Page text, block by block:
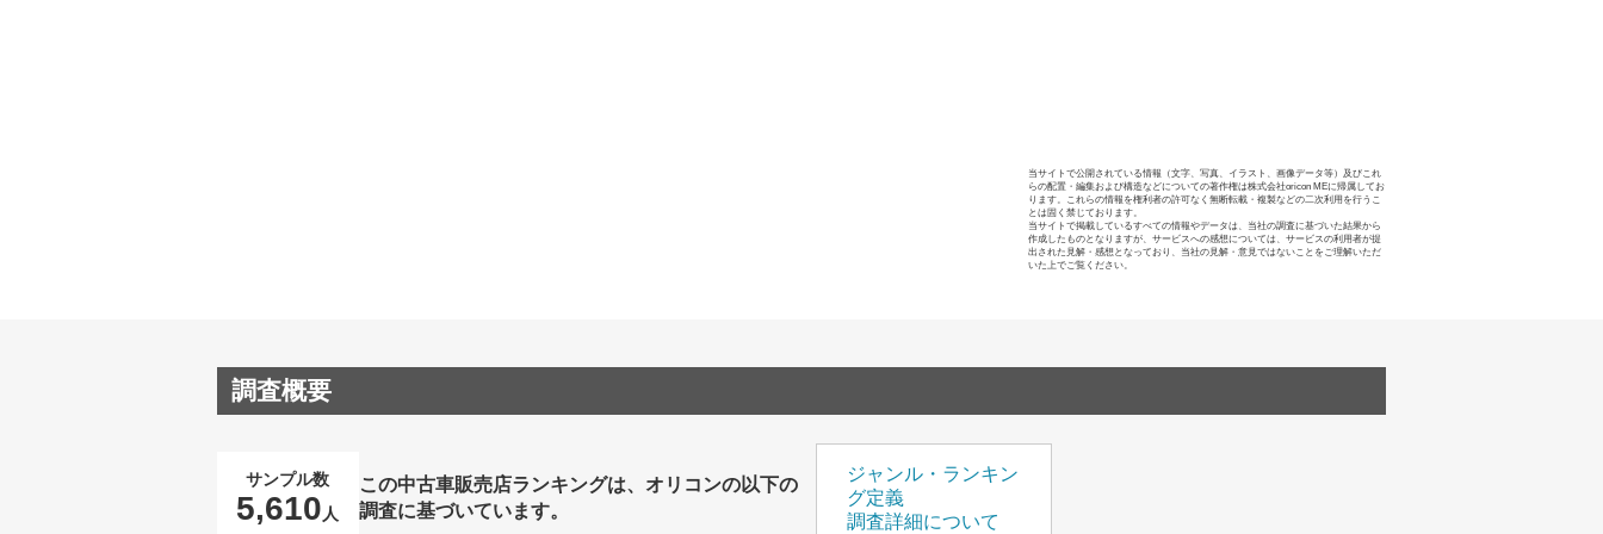
当サイトで公開されている情報（文字、写真、イラスト、画像データ等）及びこれ
らの配置・編集および構造などについての著作権は株式会社oricon MEに帰属してお
ります。これらの情報を権利者の許可なく無断転載・複製などの二次利用を行うこ
とは固く禁じております。
当サイトで掲載しているすべての情報やデータは、当社の調査に基づいた結果から
作成したものとなりますが、サービスへの感想については、サービスの利用者が提
出された見解・感想となっており、当社の見解・意見ではないことをご理解いただ
いた上でご覧ください。
調査概要
サンプル数
5,610 人
この中古車販売店ランキングは、オリコンの以下の
調査に基づいています。
ジャンル・ランキン
グ定義
調査詳細について